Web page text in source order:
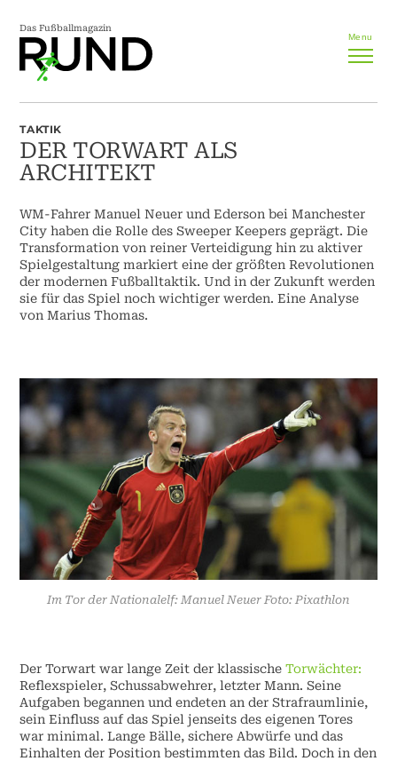
Das Fußballmagazin
Menu
TAKTIK
DER TORWART ALS
ARCHITEKT
WM-Fahrer Manuel Neuer und Ederson bei Manchester
City haben die Rolle des Sweeper Keepers geprägt. Die
Transformation von reiner Verteidigung hin zu aktiver
Spielgestaltung markiert eine der größten Revolutionen
der modernen Fußballtaktik. Und in der Zukunft werden
sie für das Spiel noch wichtiger werden. Eine Analyse
von Marius Thomas.
Im Tor der Nationalelf: Manuel Neuer Foto: Pixathlon
Der Torwart war lange Zeit der klassischeTorwächter:
Reflexspieler, Schussabwehrer, letzter Mann. Seine
Aufgaben begannen und endeten an der Strafraumlinie,
sein Einfluss auf das Spiel jenseits des eigenen Tores
war minimal. Lange Bälle, sichere Abwürfe und das
Einhalten der Position bestimmten das Bild. Doch in den